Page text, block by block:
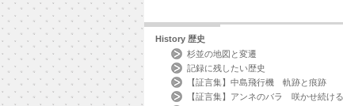
History 歴史
杉並の地図と変遷
記録に残したい歴史
【証言集】中島飛行機 軌跡と痕跡
【証言集】アンネのバラ 咲かせ続け